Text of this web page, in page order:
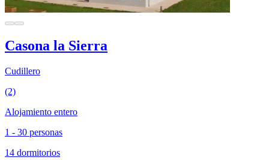
Casona la Sierra
Cudillero
(2)
Alojamiento entero
1 - 30 personas
14 dormitorios